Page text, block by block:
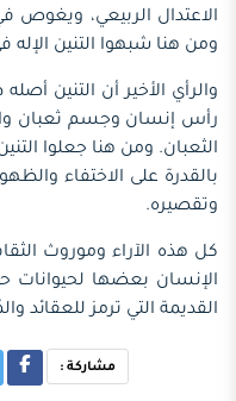
الاعتدال الربيعي، ويغوص
ومن هنا شبهوا التنين
والرأي الأخير أن التنين
رأس إنسان وجسم ثعبان
الثعبان. ومن هنا جعلوا
بالقدرة على الاختفاء
وتقصيره.
كل هذه الآراء وموروث
الإنسان بعضها لحيوانات
القديمة التي ترمز للعقائد
مشاركة :